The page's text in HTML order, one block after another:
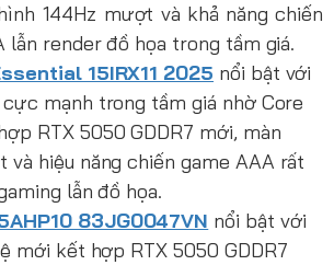
144Hz mượt và khả năng chiến
lẫn render đồ họa trong tầm giá.
15IRX11 2025 nổi bật với
mạnh trong tầm giá nhờ Core
RTX 5050 GDDR7 mới, màn
và hiệu năng chiến game AAA rất
lẫn đồ họa.
83JG0047VN nổi bật với
mới kết hợp RTX 5050 GDDR7